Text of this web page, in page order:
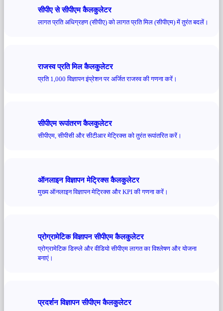
सीपीए से सीपीएम कैलकुलेटर
लागत प्रति अधिग्रहण (सीपीए) को लागत प्रति मिल (सीपीएम) में तुरंत बदलें।
राजस्व प्रति मिल कैलकुलेटर
प्रति 1,000 विज्ञापन इंप्रेशन पर अर्जित राजस्व की गणना करें।
सीपीएम रूपांतरण कैलकुलेटर
सीपीएम, सीपीसी और सीटीआर मेट्रिक्स को तुरंत रूपांतरित करें।
ऑनलाइन विज्ञापन मेट्रिक्स कैलकुलेटर
मुख्य ऑनलाइन विज्ञापन मेट्रिक्स और KPI की गणना करें।
प्रोग्रामेटिक विज्ञापन सीपीएम कैलकुलेटर
प्रोग्रामेटिक डिस्प्ले और वीडियो सीपीएम लागत का विश्लेषण और योजना
बनाएं।
प्रदर्शन विज्ञापन सीपीएम कैलकुलेटर